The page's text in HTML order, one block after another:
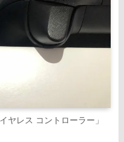
ヤレス コントローラー」